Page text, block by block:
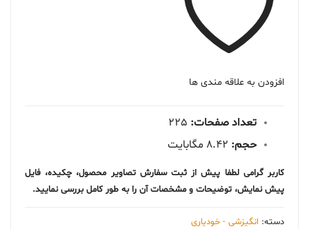
His
Ferrari
افزودن به علاقه مندی ها
تعداد صفحات: 225
حجم:
کاربر گرامی لطفا پیش از ثبت سفارش تصاویر محصول، چکیده، فایل
پیش نمایش، توضیحات و مشخصات آن را به طور کامل بررسی نمایید.
دسته: انگیزشی - خودیاری